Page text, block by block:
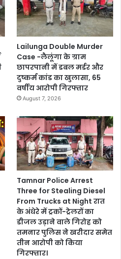
Lailunga Double Murder
Case -लैलूंगा के ग्राम
छापरपानी में डबल मर्डर और
दुष्कर्म कांड का खुलासा, 65
वर्षीय आरोपी गिरफ्तार
August 7, 2026
Tamnar Police Arrest
Three for Stealing Diesel
From Trucks at Night रात
के अंधेरे में ट्रकों-ट्रेलरों का
डीजल उड़ाने वाले गिरोह को
तमनार पुलिस ने खरीदार समेत
तीन आरोपी को किया
गिरफ्तार।